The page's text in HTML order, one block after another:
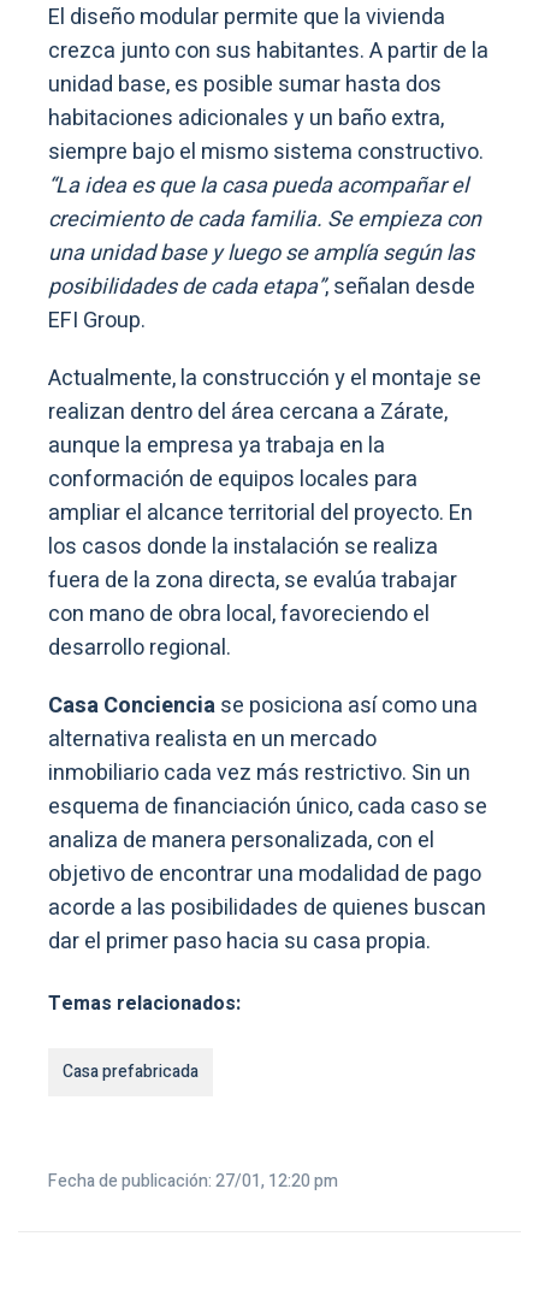
El diseño modular permite que la vivienda
crezca junto con sus habitantes. A partir de la
unidad base, es posible sumar hasta dos
habitaciones adicionales y un baño extra,
siempre bajo el mismo sistema constructivo.
“La idea es que la casa pueda acompañar el
crecimiento de cada familia. Se empieza con
una unidad base y luego se amplía según las
posibilidades de cada etapa”, señalan desde
EFI Group.
Actualmente, la construcción y el montaje se
realizan dentro del área cercana a Zárate,
aunque la empresa ya trabaja en la
conformación de equipos locales para
ampliar el alcance territorial del proyecto. En
los casos donde la instalación se realiza
fuera de la zona directa, se evalúa trabajar
con mano de obra local, favoreciendo el
desarrollo regional.
Casa Concienciase posiciona así como una
alternativa realista en un mercado
inmobiliario cada vez más restrictivo. Sin un
esquema de financiación único, cada caso se
analiza de manera personalizada, con el
objetivo de encontrar una modalidad de pago
acorde a las posibilidades de quienes buscan
dar el primer paso hacia su casa propia.
Temas relacionados:
Casa prefabricada
Fecha de publicación: 27/01, 12:20 pm